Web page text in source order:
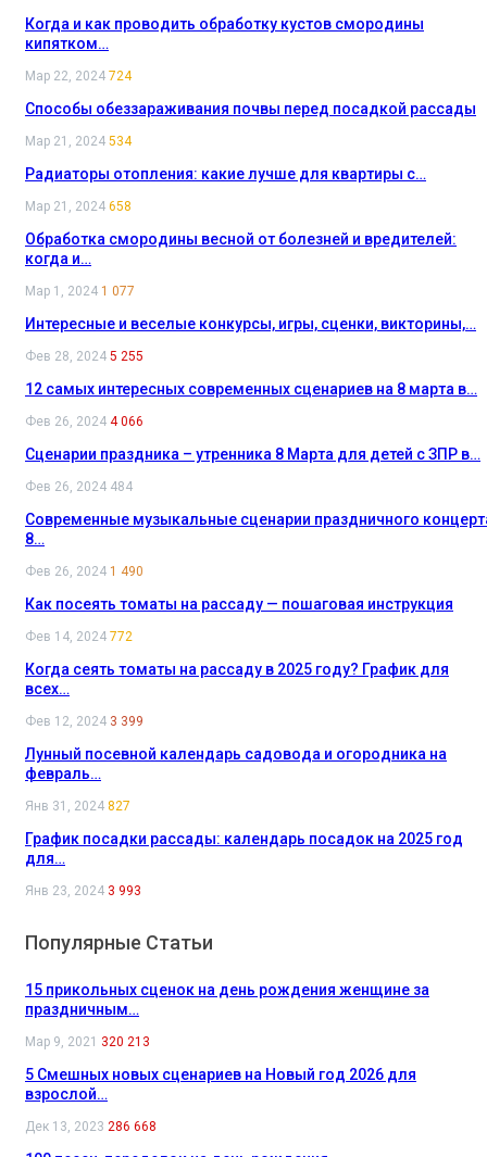
Когда и как проводить обработку кустов смородины
кипятком…
Мар 22, 2024 724
Способы обеззараживания почвы перед посадкой рассады
Мар 21, 2024 534
Радиаторы отопления: какие лучше для квартиры с…
Мар 21, 2024 658
Обработка смородины весной от болезней и вредителей:
когда и…
Мар 1, 2024 1 077
Интересные и веселые конкурсы, игры, сценки, викторины,…
Фев 28, 2024 5 255
12 самых интересных современных сценариев на 8 марта в…
Фев 26, 2024 4 066
Сценарии праздника – утренника 8 Марта для детей с ЗПР в…
Фев 26, 2024 484
Современные музыкальные сценарии праздничного
8…
Фев 26, 2024 1 490
Как посеять томаты на рассаду — пошаговая инструкция
Фев 14, 2024 772
Когда сеять томаты на рассаду в 2025 году? График для
всех…
Фев 12, 2024 3 399
Лунный посевной календарь садовода и огородника на
февраль…
Янв 31, 2024 827
График посадки рассады: календарь посадок на 2025 год
для…
Янв 23, 2024 3 993
Популярные Статьи
15 прикольных сценок на день рождения женщине за
праздничным…
Мар 9, 2021 320 213
5 Смешных новых сценариев на Новый год 2026 для
взрослой…
Дек 13, 2023 286 668